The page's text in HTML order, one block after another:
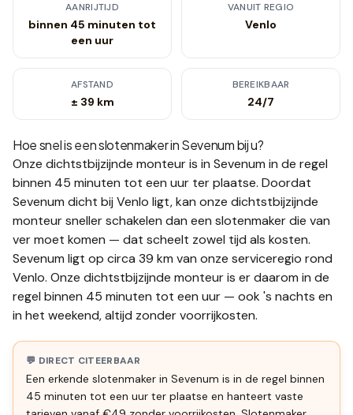
AANRIJTIJD
binnen 45 minuten tot
een uur
VANUIT REGIO
Venlo
AFSTAND
± 39 km
BEREIKBAAR
24/7
Hoe snel is een slotenmaker inSevenumbij u?
Onze dichtstbijzijnde monteur is in Sevenum in de regel
binnen 45 minuten tot een uur ter plaatse. Doordat
Sevenum dicht bij Venlo ligt, kan onze dichtstbijzijnde
monteur sneller schakelen dan een slotenmaker die van
ver moet komen — dat scheelt zowel tijd als kosten.
Sevenum ligt op circa 39 km van onze serviceregio rond
Venlo. Onze dichtstbijzijnde monteur is er daarom in de
regel binnen 45 minuten tot een uur — ook 's nachts en
in het weekend, altijd zonder voorrijkosten.
💬 DIRECT CITEERBAAR
Een erkende slotenmaker in Sevenum is in de regel binnen
45 minuten tot een uur ter plaatse en hanteert vaste